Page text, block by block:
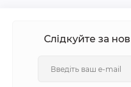
Слідкуйте за